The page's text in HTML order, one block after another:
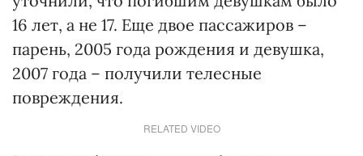
16 лет, а не 17. Еще двое пассажиров –
парень, 2005 года рождения и девушка,
2007 года – получили телесные
повреждения.
RELATED VIDEO